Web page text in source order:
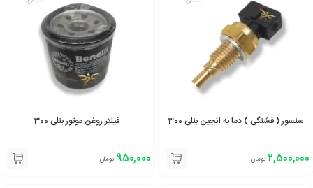
سنسور ( فشنگی ) دما به انجین بنلی 300
2,500,000 تومان
فیلتر روغن موتور بنلی 300
950,000 تومان